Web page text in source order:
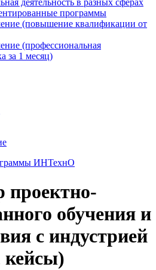
деятельность в разных сферах
программы
(повышение квалификации от
(профессиональная
за 1 месяц)
ИНТехнО
проектно-
обучения и
с индустрией